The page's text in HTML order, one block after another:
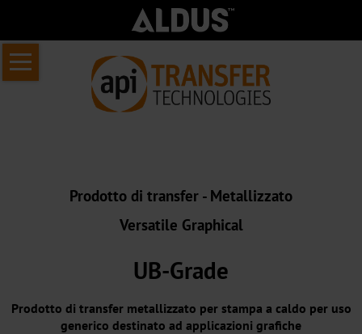
Salta
Home
Il
Prodotto di transfer - Metallizzato
Versatile Graphical
UB-Grade
Prodotto di transfer metallizzato per stampa a caldo per uso
generico destinato ad applicazioni grafiche